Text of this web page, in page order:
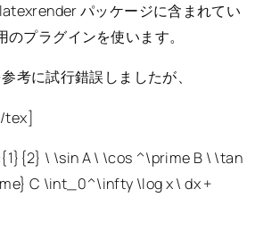
パッケージに含まれてい
のプラグインを使います。
考に試行錯誤しましたが、
tex]
\ \sin A \ \cos ^\prime B \ \tan
C \int_0^\infty \log x \ dx +